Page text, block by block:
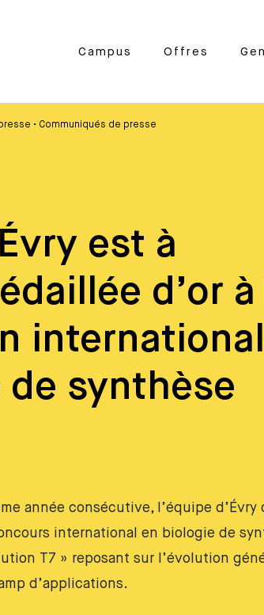
Campus Offres
• Communiqués de presse
est à
d’or à
synthèse
année consécutive, l’équipe d’Évry
international en biologie de
T7 » reposant sur l’évolution
d’applications.